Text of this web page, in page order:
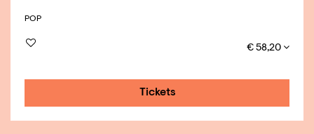
POP
€ 58,20
Tickets